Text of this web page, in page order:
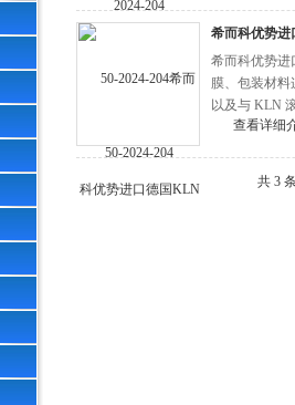
希而科优势
希而科优势进
膜、包装材
以及与 KLN
查看详细
共 3